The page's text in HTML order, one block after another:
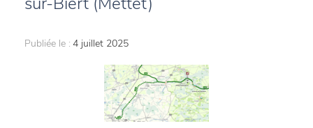
Publiée le : 4 juillet 2025